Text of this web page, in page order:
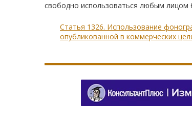
свободно использоваться любым лицом
Статья 1326. Использование
опубликованной в коммерческих